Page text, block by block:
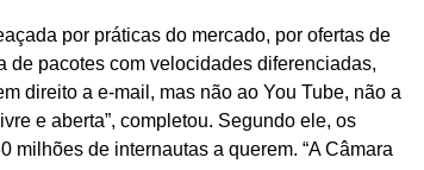
por práticas do mercado, por ofertas de
de pacotes com velocidades diferenciadas,
direito a e-mail, mas não ao You Tube, não a
e aberta”, completou. Segundo ele, os
milhões de internautas a querem. “A Câmara